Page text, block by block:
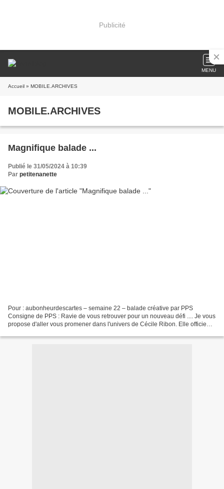
Publicité
MENU
Accueil » MOBILE.ARCHIVES
MOBILE.ARCHIVES
Magnifique balade ...
Publié le 31/05/2024 à 10:39
Par petitenanette
Pour : aubonheurdescartes – semaine 22 – balade créative par PPS
Consigne de PPS : Ravie de vous retrouver pour un nouveau défi .... Je vous
propose d'aller vous promener dans l'univers de Cécile Ribon. Elle officie